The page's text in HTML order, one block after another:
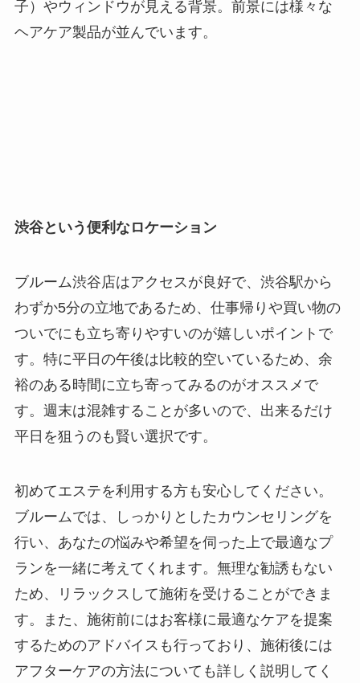
渋谷という便利なロケーション
ブルーム渋谷店はアクセスが良好で、渋谷駅から
わずか5分の立地であるため、仕事帰りや買い物の
ついでにも立ち寄りやすいのが嬉しいポイントで
す。特に平日の午後は比較的空いているため、余
裕のある時間に立ち寄ってみるのがオススメで
す。週末は混雑することが多いので、出来るだけ
平日を狙うのも賢い選択です。
初めてエステを利用する方も安心してください。
ブルームでは、しっかりとしたカウンセリングを
行い、あなたの悩みや希望を伺った上で最適なプ
ランを一緒に考えてくれます。無理な勧誘もない
ため、リラックスして施術を受けることができま
す。また、施術前にはお客様に最適なケアを提案
するためのアドバイスも行っており、施術後には
アフターケアの方法についても詳しく説明してく